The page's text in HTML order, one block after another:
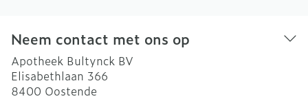
Neem contact met ons op
Apotheek Bultynck BV
Elisabethlaan 366
8400 Oostende